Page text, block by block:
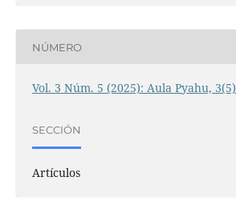
NÚMERO
Vol. 3 Núm. 5 (2025): Aula Pyahu, 3(5)
SECCIÓN
Artículos